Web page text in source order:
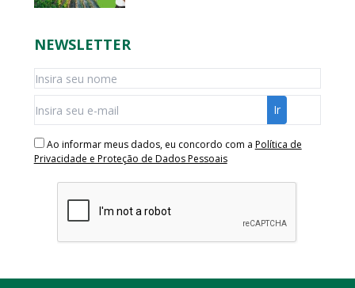
NEWSLETTER
Ao informar meus dados, eu concordo com a Política de
Privacidade e Proteção de Dados Pessoais